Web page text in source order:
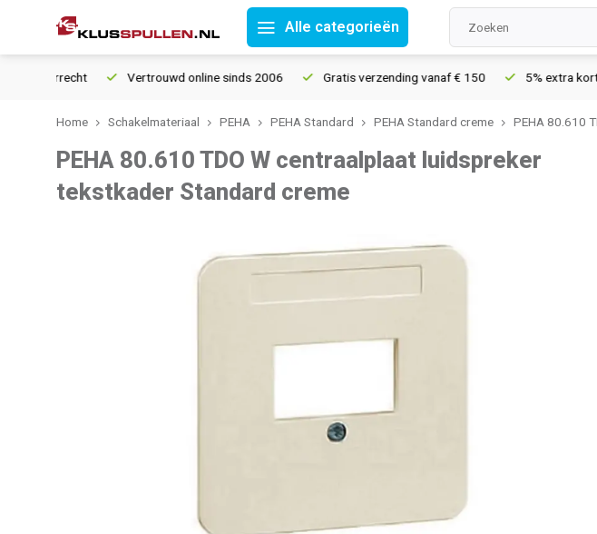
Alle categorieën
Vertrouwd online sinds 2006 Gratis verzending vanaf € 150 5% extra korting
Home Schakelmateriaal PEHA PEHA Standard PEHA Standard creme PEHA 80.610
PEHA 80.610 TDO W centraalplaat luidspreker
tekstkader Standard creme